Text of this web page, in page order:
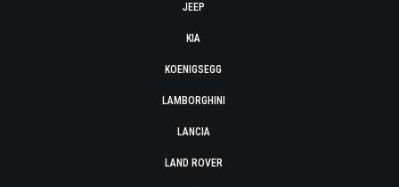
JEEP
KIA
KOENIGSEGG
LAMBORGHINI
LANCIA
LAND ROVER